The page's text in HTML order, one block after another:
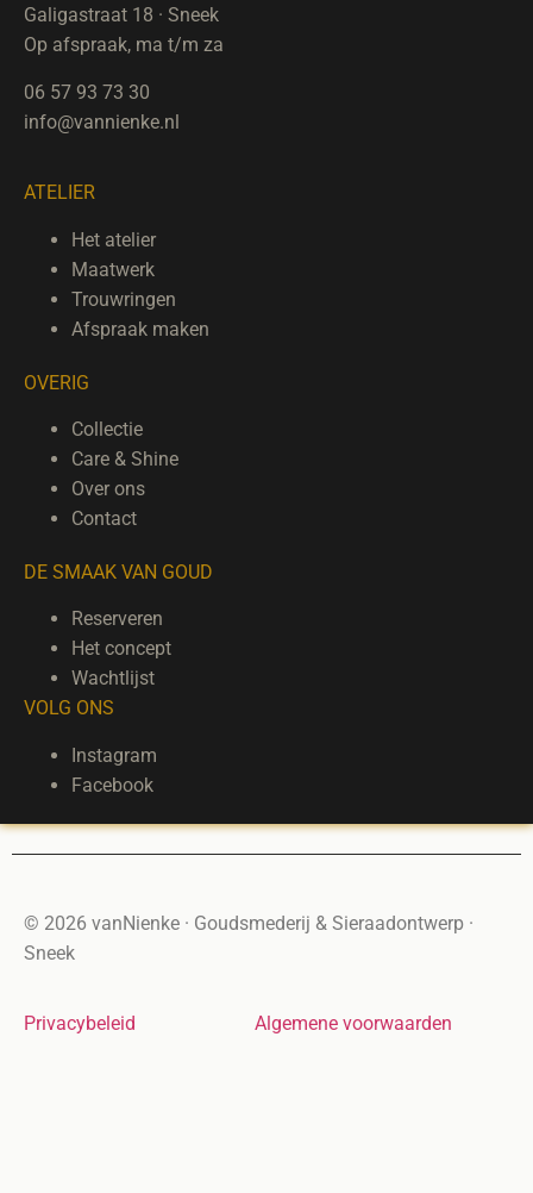
Galigastraat 18 · Sneek
Op afspraak, ma t/m za
06 57 93 73 30
info@vannienke.nl
ATELIER
Het atelier
Maatwerk
Trouwringen
Afspraak maken
OVERIG
Collectie
Care & Shine
Over ons
Contact
DE SMAAK VAN GOUD
Reserveren
Het concept
Wachtlijst
VOLG ONS
Instagram
Facebook
© 2026 vanNienke · Goudsmederij & Sieraadontwerp ·
Sneek
Privacybeleid Algemene voorwaarden